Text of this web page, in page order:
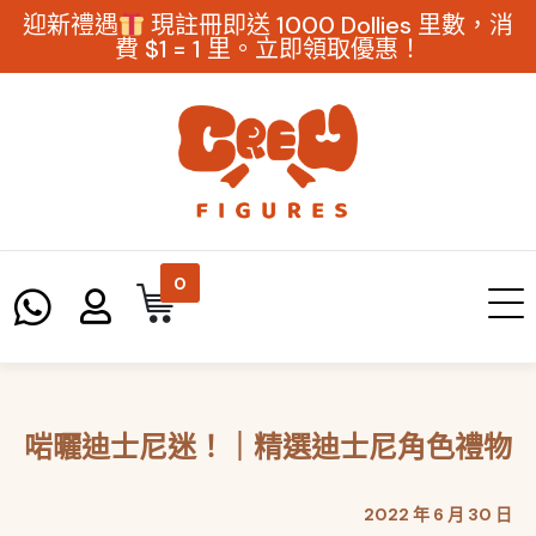
迎新禮遇 現註冊即送 1000 Dollies 里數，消
費 $1 = 1 里。立即領取優惠！
0
啱曬迪士尼迷！｜精選迪士尼角色禮物
2022 年 6 月 30 日